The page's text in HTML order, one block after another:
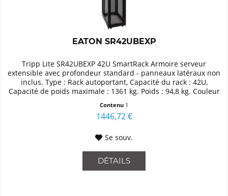
EATON SR42UBEXP
Tripp Lite SR42UBEXP 42U SmartRack Armoire serveur
extensible avec profondeur standard - panneaux latéraux non
inclus. Type : Rack autoportant, Capacité du rack : 42U,
Capacité de poids maximale : 1361 kg. Poids : 94,8 kg. Couleur
Contenu 1
1446,72 €
Se souv.
DÉTAILS